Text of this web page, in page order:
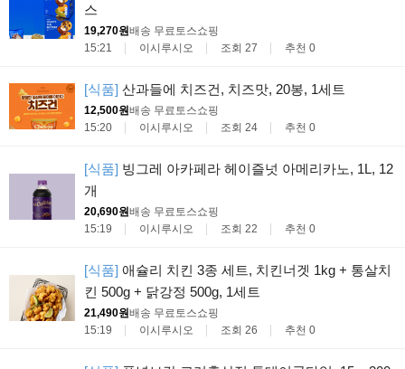
스
19,270원배송 무료토스쇼핑
15:21
이시루시오 조회 27 추천 0
[식품] 산과들에 치즈건, 치즈맛, 20봉, 1세트
12,500원배송 무료토스쇼핑
15:20
이시루시오 조회 24 추천 0
[식품] 빙그레 아카페라 헤이즐넛 아메리카노, 1L, 12
개
20,690원배송 무료토스쇼핑
15:19
이시루시오 조회 22 추천 0
[식품] 애슐리 치킨 3종 세트, 치킨너겟 1kg + 통살치
킨 500g + 닭강정 500g, 1세트
21,490원배송 무료토스쇼핑
15:19
이시루시오 조회 26 추천 0